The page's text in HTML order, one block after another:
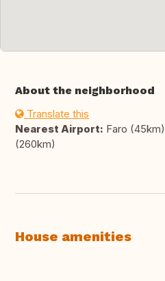
About the neighborhood
Translate this
Nearest Airport: Faro
(260km)
House amenities